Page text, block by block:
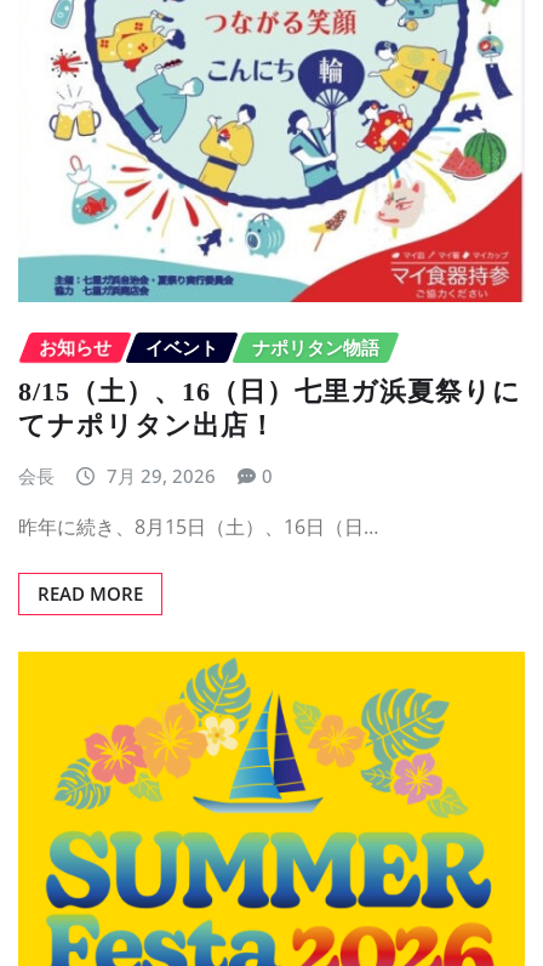
お知らせ イベント ナポリタン物語
8/15（土）、16（日）七里ガ浜夏祭りに
てナポリタン出店！
会長 7月 29, 2026 0
昨年に続き、8月15日（土）、16日（日…
READ MORE